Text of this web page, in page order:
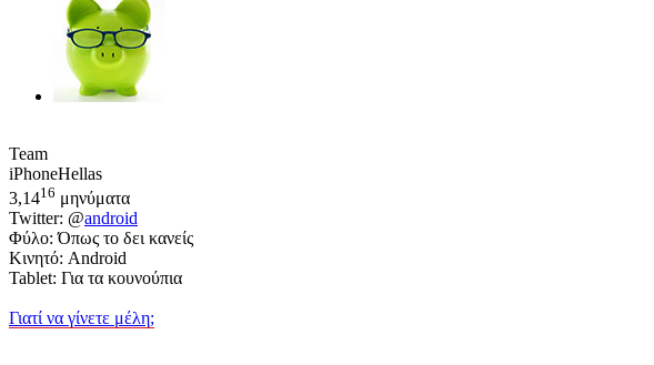
Team
iPhoneHellas
3,1416 μηνύματα
Twitter: @android
Φύλο: Όπως το δει κανείς
Κινητό: Android
Tablet: Για τα κουνούπια
Γιατί να γίνετε μέλη;